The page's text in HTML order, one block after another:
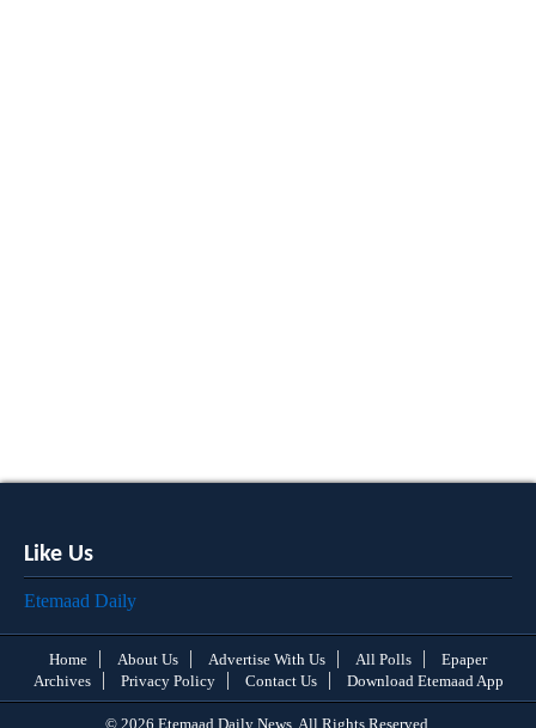
Like Us
Etemaad Daily
Home About Us Advertise With Us All Polls
Epaper
Archives
Privacy Policy Contact Us Download Etemaad App
© 2026 Etemaad Daily News, All Rights Reserved.